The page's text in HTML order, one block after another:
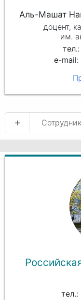
Аль-Машат
доцент,
им.
+